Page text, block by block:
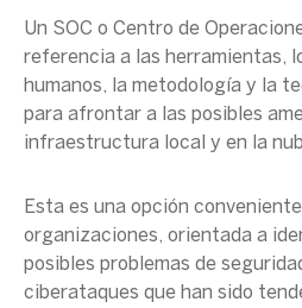
Un SOC o Centro de
referencia a las herramientas,
humanos, la metodología y la
para afrontar a las posibles
infraestructura local y en la
Esta es una opción
organizaciones, orientada a
posibles problemas de
ciberataques que han sido